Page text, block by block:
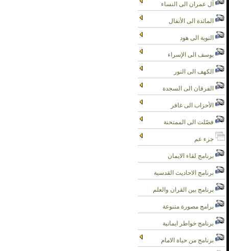
آل عمران الى النساء
المائدة الى الأنفال
التوبة الى هود
يوسف الى الإسراء
الكهف الى النور
الفرقان الى السجدة
الأحزاب الى غافر
فصّلت الى الممتحنة
جزء عم
برنامج لقاء الايمان
برنامج الاحاديث القدسية
برنامج بين القران والعلم
برامج مصورة متنوعة
برنامج خواطر ايمانية
برنامج من حياة الامام